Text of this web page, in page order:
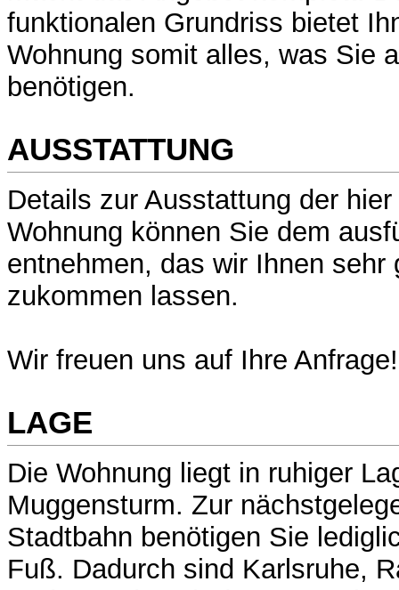
funktionalen Grundriss bietet
Wohnung somit alles, was Sie
benötigen.
AUSSTATTUNG
Details zur Ausstattung der
Wohnung können Sie dem
entnehmen, das wir Ihnen sehr
zukommen lassen.
Wir freuen uns auf Ihre Anfrage!
LAGE
Die Wohnung liegt in ruhiger
Muggensturm. Zur
Stadtbahn benötigen Sie
Fuß. Dadurch sind Karlsruhe,